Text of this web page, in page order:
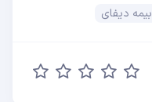
بیمه دیفای